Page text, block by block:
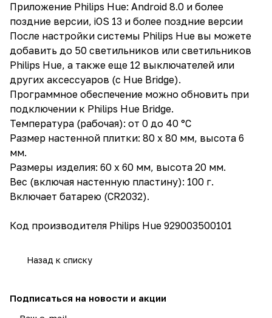
Приложение Philips Hue: Android 8.0 и более
поздние версии, iOS 13 и более поздние версии
После настройки системы Philips Hue вы можете
добавить до 50 светильников или светильников
Philips Hue, а также еще 12 выключателей или
других аксессуаров (с Hue Bridge).
Программное обеспечение можно обновить при
подключении к Philips Hue Bridge.
Температура (рабочая): от 0 до 40 °C
Размер настенной плитки: 80 х 80 мм, высота 6
мм.
Размеры изделия: 60 х 60 мм, высота 20 мм.
Вес (включая настенную пластину): 100 г.
Включает батарею (CR2032).
Код производителя Philips Hue 929003500101
Назад к списку
Подписаться на новости и акции